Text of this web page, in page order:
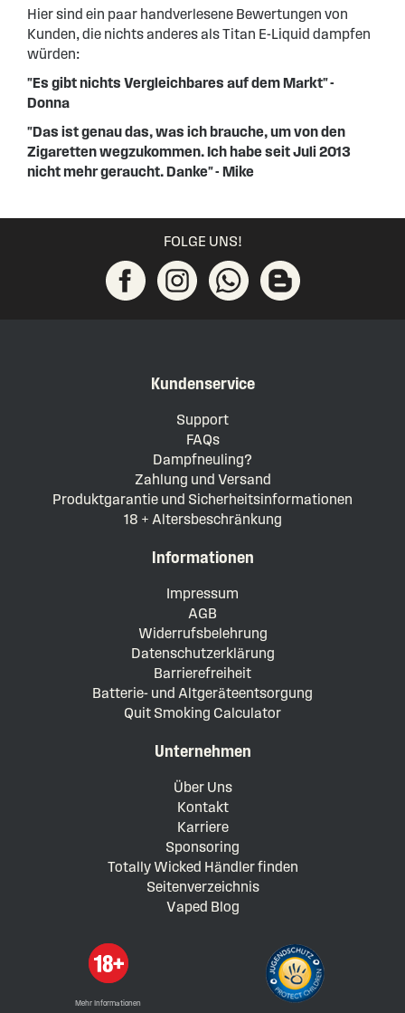
Hier sind ein paar handverlesene Bewertungen von
Kunden, die nichts anderes als Titan E-Liquid dampfen
würden:
"Es gibt nichts Vergleichbares auf dem Markt" -
Donna
"Das ist genau das, was ich brauche, um von den
Zigaretten wegzukommen. Ich habe seit Juli 2013
nicht mehr geraucht. Danke" - Mike
FOLGE UNS!
Kundenservice
Support
FAQs
Dampfneuling?
Zahlung und Versand
Produktgarantie und Sicherheitsinformationen
18 + Altersbeschränkung
Informationen
Impressum
AGB
Widerrufsbelehrung
Datenschutzerklärung
Barrierefreiheit
Batterie- und Altgeräteentsorgung
Quit Smoking Calculator
Unternehmen
Über Uns
Kontakt
Karriere
Sponsoring
Totally Wicked Händler finden
Seitenverzeichnis
Vaped Blog
Mehr Informationen